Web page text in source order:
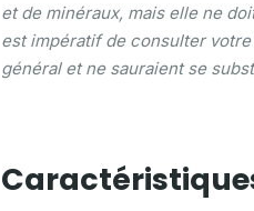
et de minéraux, mais elle ne
est impératif de consulter
général et ne sauraient se